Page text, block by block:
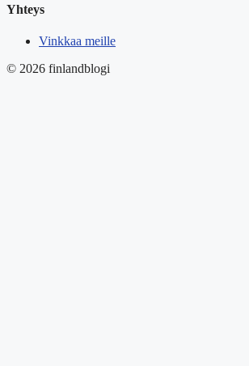
Yhteys
Vinkkaa meille
© 2026 finlandblogi